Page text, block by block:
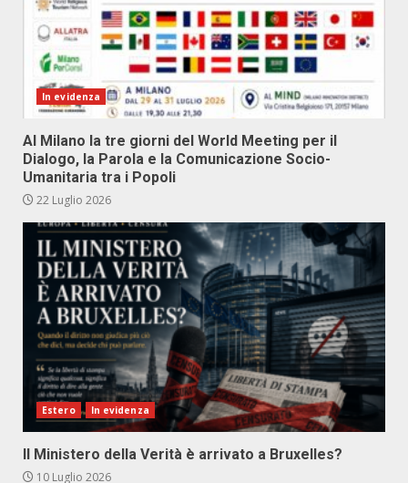
In evidenza
Al Milano la tre giorni del World Meeting per il
Dialogo, la Parola e la Comunicazione Socio-
Umanitaria tra i Popoli
22 Luglio 2026
Estero In evidenza
Il Ministero della Verità è arrivato a Bruxelles?
10 Luglio 2026